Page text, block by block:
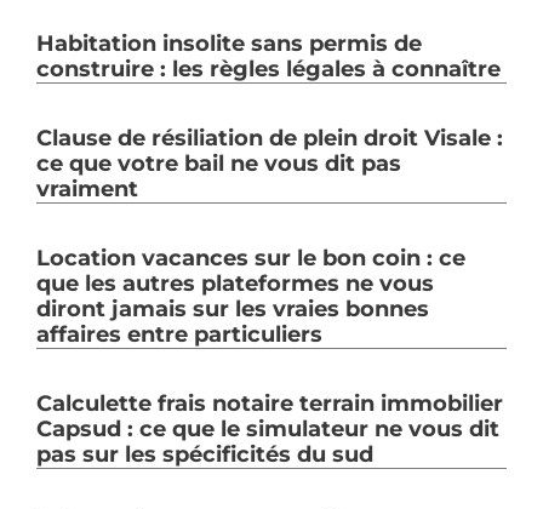
Habitation insolite sans permis de
construire : les règles légales à connaître
Clause de résiliation de plein droit Visale :
ce que votre bail ne vous dit pas
vraiment
Location vacances sur le bon coin : ce
que les autres plateformes ne vous
diront jamais sur les vraies bonnes
affaires entre particuliers
Calculette frais notaire terrain immobilier
Capsud : ce que le simulateur ne vous dit
pas sur les spécificités du sud